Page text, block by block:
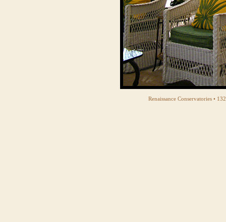
Renaissance Conservatories •